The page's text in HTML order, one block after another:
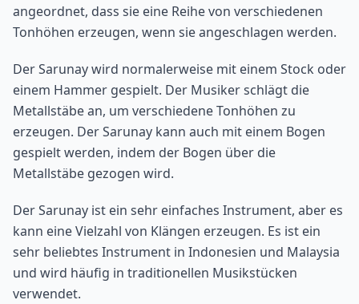
angeordnet, dass sie eine Reihe von verschiedenen
Tonhöhen erzeugen, wenn sie angeschlagen werden.
Der Sarunay wird normalerweise mit einem Stock oder
einem Hammer gespielt. Der Musiker schlägt die
Metallstäbe an, um verschiedene Tonhöhen zu
erzeugen. Der Sarunay kann auch mit einem Bogen
gespielt werden, indem der Bogen über die
Metallstäbe gezogen wird.
Der Sarunay ist ein sehr einfaches Instrument, aber es
kann eine Vielzahl von Klängen erzeugen. Es ist ein
sehr beliebtes Instrument in Indonesien und Malaysia
und wird häufig in traditionellen Musikstücken
verwendet.